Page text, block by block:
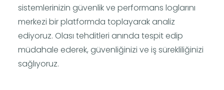
sistemlerinizin güvenlik ve performans loglarını
merkezi bir platformda toplayarak analiz
ediyoruz. Olası tehditleri anında tespit edip
müdahale ederek, güvenliğinizi ve iş sürekliliğinizi
sağlıyoruz.